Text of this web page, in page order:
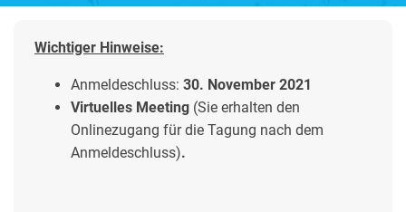
Wichtiger Hinweise:
Anmeldeschluss: 30. November 2021
Virtuelles Meeting (Sie erhalten den
Onlinezugang für die Tagung nach dem
Anmeldeschluss).